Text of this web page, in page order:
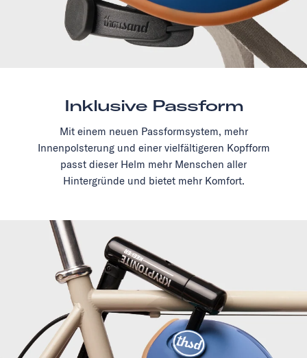
Inklusive Passform
Mit einem neuen Passformsystem, mehr
Innenpolsterung und einer vielfältigeren Kopfform
passt dieser Helm mehr Menschen aller
Hintergründe und bietet mehr Komfort.